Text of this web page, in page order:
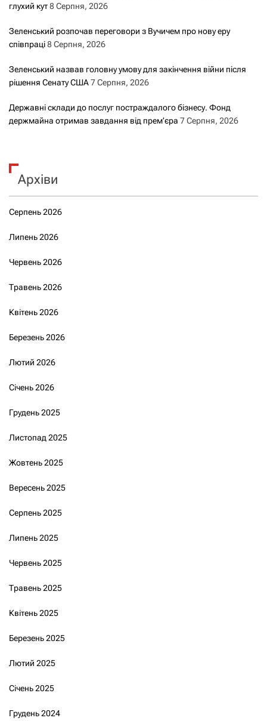
глухий кут8 Серпня, 2026
Зеленський розпочав переговори з Вучичем про нову еру
співпраці8 Серпня, 2026
Зеленський назвав головну умову для закінчення війни після
рішення Сенату США7 Серпня, 2026
Державні склади до послуг постраждалого бізнесу. Фонд
держмайна отримав завдання від прем’єра 7 Серпня, 2026
Архіви
Серпень 2026
Липень 2026
Червень 2026
Травень 2026
Квітень 2026
Березень 2026
Лютий 2026
Січень 2026
Грудень 2025
Листопад 2025
Жовтень 2025
Вересень 2025
Серпень 2025
Липень 2025
Червень 2025
Травень 2025
Квітень 2025
Березень 2025
Лютий 2025
Січень 2025
Грудень 2024